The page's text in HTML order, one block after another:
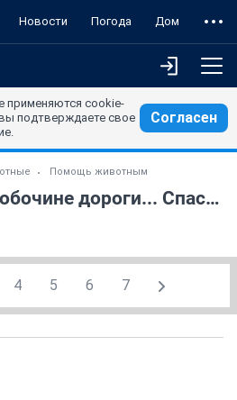
Новости Погода Дом
применяются cookie-
подтверждаете свое
Согласен
Помощь животным
Пять хвостов на обочине дороги... Спасать?
4 5 6 7